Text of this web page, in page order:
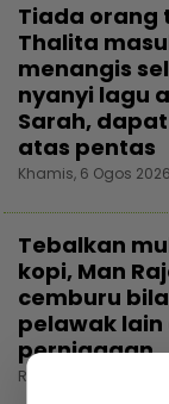
Tiada orang
Thalita
menangis
nyanyi lagu
Sarah,
atas pentas
Khamis, 6 Ogos 2026
Tebalkan
kopi, Man
cemburu
pelawak lain
perniagaan
Rabu, 5 Ogos 2026